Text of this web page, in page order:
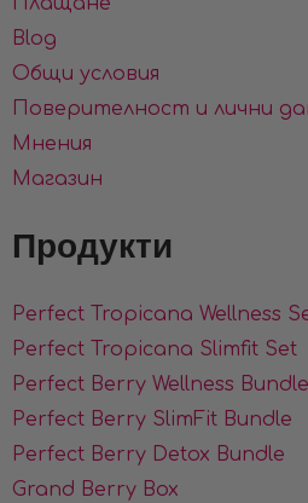
Blog
Общи условия
Поверителност и лични
Мнения
Магазин
Продукти
Perfect Tropicana Wellness
Perfect Tropicana Slimfit Set
Perfect Berry Wellness Bundle
Perfect Berry SlimFit Bundle
Perfect Berry Detox Bundle
Grand Berry Box